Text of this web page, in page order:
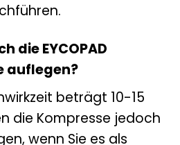
die EYCOPAD
auflegen?
beträgt 10-15
die Kompresse jedoch
wenn Sie es als